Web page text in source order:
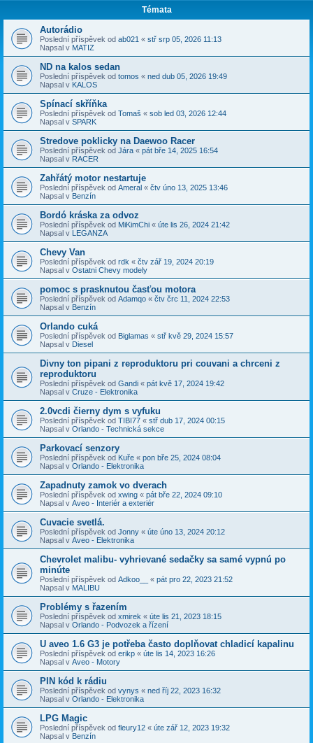
Témata
Autorádio
Poslední příspěvek od ab021 « stř srp 05, 2026 11:13
Napsal v MATIZ
ND na kalos sedan
Poslední příspěvek od tomos « ned dub 05, 2026 19:49
Napsal v KALOS
Spínací skříňka
Poslední příspěvek od Tomaš « sob led 03, 2026 12:44
Napsal v SPARK
Stredove poklicky na Daewoo Racer
Poslední příspěvek od Jára « pát bře 14, 2025 16:54
Napsal v RACER
Zahřátý motor nestartuje
Poslední příspěvek od Ameral « čtv úno 13, 2025 13:46
Napsal v Benzín
Bordó kráska za odvoz
Poslední příspěvek od MiKimChi « úte lis 26, 2024 21:42
Napsal v LEGANZA
Chevy Van
Poslední příspěvek od rdk « čtv zář 19, 2024 20:19
Napsal v Ostatni Chevy modely
pomoc s prasknutou časťou motora
Poslední příspěvek od Adamqo « čtv črc 11, 2024 22:53
Napsal v Benzín
Orlando cuká
Poslední příspěvek od Biglamas « stř kvě 29, 2024 15:57
Napsal v Diesel
Divny ton pipani z reproduktoru pri couvani a chrceni z
reproduktoru
Poslední příspěvek od Gandi « pát kvě 17, 2024 19:42
Napsal v Cruze - Elektronika
2.0vcdi čierny dym s vyfuku
Poslední příspěvek od TIBI77 « stř dub 17, 2024 00:15
Napsal v Orlando - Technická sekce
Parkovací senzory
Poslední příspěvek od Kuře « pon bře 25, 2024 08:04
Napsal v Orlando - Elektronika
Zapadnuty zamok vo dverach
Poslední příspěvek od xwing « pát bře 22, 2024 09:10
Napsal v Aveo - Interiér a exteriér
Cuvacie svetlá.
Poslední příspěvek od Jonny « úte úno 13, 2024 20:12
Napsal v Aveo - Elektronika
Chevrolet malibu- vyhrievané sedačky sa samé vypnú po
minúte
Poslední příspěvek od Adkoo__ « pát pro 22, 2023 21:52
Napsal v MALIBU
Problémy s řazením
Poslední příspěvek od xmirek « úte lis 21, 2023 18:15
Napsal v Orlando - Podvozek a řízení
U aveo 1.6 G3 je potřeba často doplňovat chladicí kapalinu
Poslední příspěvek od erikp « úte lis 14, 2023 16:26
Napsal v Aveo - Motory
PIN kód k rádiu
Poslední příspěvek od vynys « ned říj 22, 2023 16:32
Napsal v Orlando - Elektronika
LPG Magic
Poslední příspěvek od fleury12 « úte zář 12, 2023 19:32
Napsal v Benzín